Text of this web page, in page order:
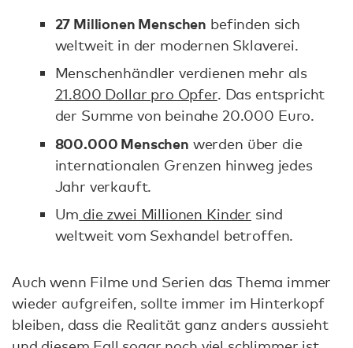
27 Millionen Menschen befinden sich
weltweit in der modernen Sklaverei.
Menschenhändler verdienen mehr als
21.800 Dollar pro Opfer. Das entspricht
der Summe von beinahe 20.000 Euro.
800.000 Menschen werden über die
internationalen Grenzen hinweg jedes
Jahr verkauft.
Um die zwei Millionen Kinder sind
weltweit vom Sexhandel betroffen.
Auch wenn Filme und Serien das Thema immer
wieder aufgreifen, sollte immer im Hinterkopf
bleiben, dass die Realität ganz anders aussieht